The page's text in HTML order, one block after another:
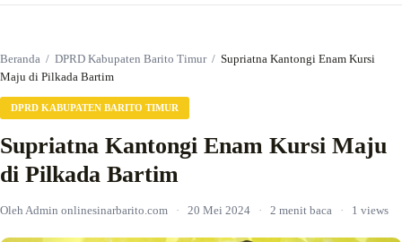
Beranda / DPRD Kabupaten Barito Timur / Supriatna Kantongi Enam Kursi
Maju di Pilkada Bartim
DPRD KABUPATEN BARITO TIMUR
Supriatna Kantongi Enam Kursi Maju
di Pilkada Bartim
Oleh Admin onlinesinarbarito.com · 20 Mei 2024 · 2 menit baca · 1 views